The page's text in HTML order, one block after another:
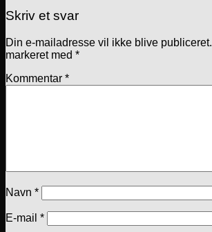
Skriv et svar
Din e-mailadresse vil ikke blive publiceret.
markeret med *
Kommentar *
Navn *
E-mail *